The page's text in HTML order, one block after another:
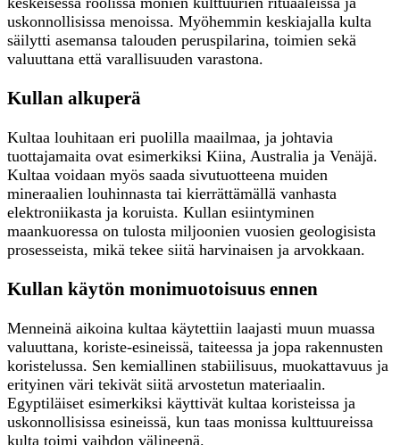
uskonnollisissa menoissa. Myöhemmin keskiajalla kulta
säilytti asemansa talouden peruspilarina, toimien sekä
valuuttana että varallisuuden varastona.
Kullan alkuperä
Kultaa louhitaan eri puolilla maailmaa, ja johtavia
tuottajamaita ovat esimerkiksi Kiina, Australia ja Venäjä.
Kultaa voidaan myös saada sivutuotteena muiden
mineraalien louhinnasta tai kierrättämällä vanhasta
elektroniikasta ja koruista. Kullan esiintyminen
maankuoressa on tulosta miljoonien vuosien geologisista
prosesseista, mikä tekee siitä harvinaisen ja arvokkaan.
Kullan käytön monimuotoisuus ennen
Menneinä aikoina kultaa käytettiin laajasti muun muassa
valuuttana, koriste-esineissä, taiteessa ja jopa rakennusten
koristelussa. Sen kemiallinen stabiilisuus, muokattavuus ja
erityinen väri tekivät siitä arvostetun materiaalin.
Egyptiläiset esimerkiksi käyttivät kultaa koristeissa ja
uskonnollisissa esineissä, kun taas monissa kulttuureissa
kulta toimi vaihdon välineenä.